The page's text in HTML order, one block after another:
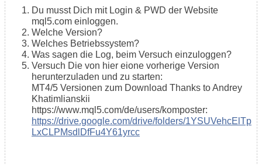
Du musst Dich mit Login & PWD der Website
mql5.com einloggen.
Welche Version?
Welches Betriebssystem?
Was sagen die Log, beim Versuch einzuloggen?
Versuch Die von hier eione vorherige Version
herunterzuladen und zu starten:
MT4/5 Versionen zum Download Thanks to Andrey
Khatimlianskii
https://www.mql5.com/de/users/komposter:
https://drive.google.com/drive/folders/1YSUVehcElTp
LxCLPMsdlDfFu4Y61yrcc